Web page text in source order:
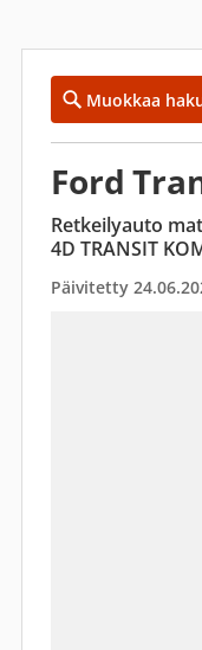
Muokkaa
Ford
Retkeilyauto
4D TRANSIT
Päivitetty